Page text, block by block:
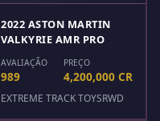
2022 ASTON MARTIN
VALKYRIE AMR PRO
AVALIAÇÃO
989
PREÇO
4,200,000 CR
EXTREME TRACK TOYSRWD